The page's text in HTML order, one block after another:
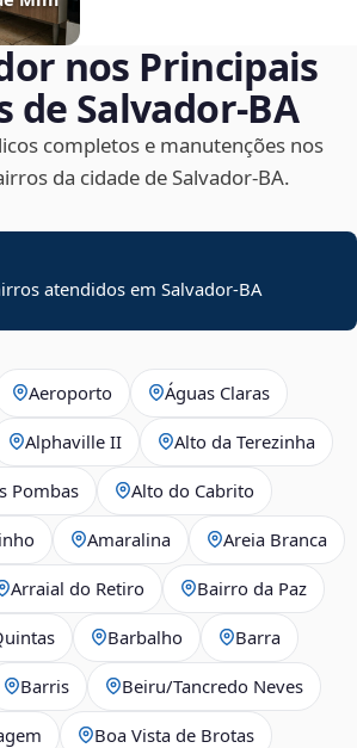
nos Principais
de Salvador‑BA
completos e manutenções nos
da cidade de Salvador‑BA.
atendidos em Salvador-BA
Aeroporto Águas Claras
Alphaville II Alto da Terezinha
Pombas Alto do Cabrito
Amaralina Areia Branca
Arraial do Retiro Bairro da Paz
Barbalho Barra
Barris Beiru/Tancredo Neves
Boa Vista de Brotas